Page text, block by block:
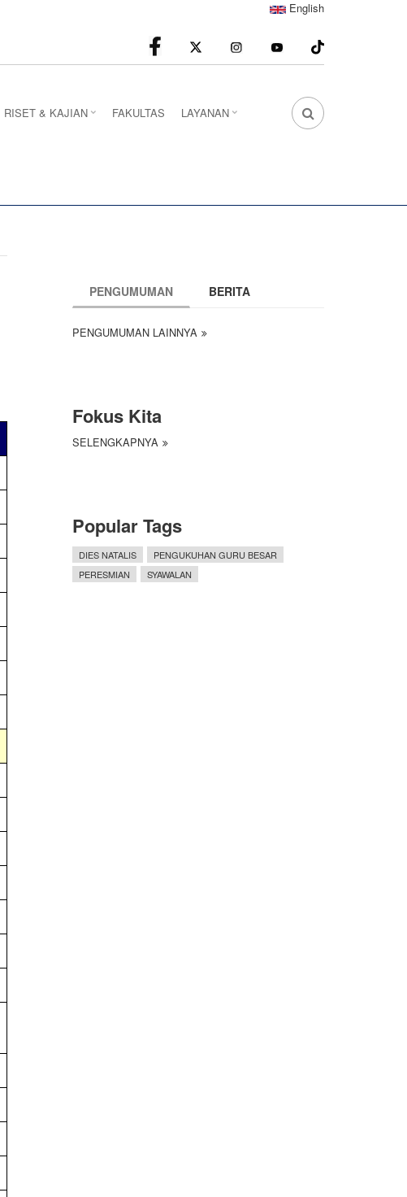
English
facebook Instagram youtube
FA
RISET & KAJIAN FAKULTAS LAYANAN
PENGUMUMAN BERITA
PENGUMUMAN LAINNYA
Fokus Kita
SELENGKAPNYA
Popular Tags
DIES NATALIS
PENGUKUHAN GURU BESAR
PERESMIAN
SYAWALAN